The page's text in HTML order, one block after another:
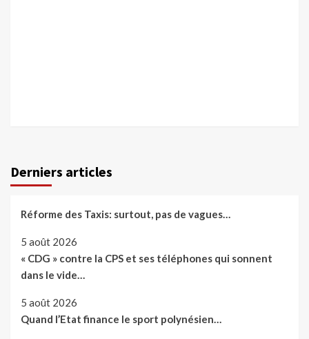
Derniers articles
Réforme des Taxis: surtout, pas de vagues…
5 août 2026
« CDG » contre la CPS et ses téléphones qui sonnent
dans le vide…
5 août 2026
Quand l’Etat finance le sport polynésien…